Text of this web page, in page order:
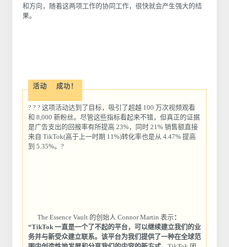
和方向，随着这两项工作的协同工作，很快就会产生强大的结
果。
活动 成功！
? ? ? 这项活动达到了目标，吸引了超越 100 万次视频观看
和 8,000 新粉丝。尽管这些指标看起来不错，但真正的证据
是广告支出的回报率有所提高 23%，同时 21% 销售额直接
来自 TikTok(高于上一时期 11%)转化率也是从 4.47% 提高
到 5.35%。?
The Essence Vault 的创始人 Connor Martin 表示：
“TikTok 一直是一个了不起的平台，可以继续建立我们的业
务并与新受众建立联系。该平台为我们提供了一种在全球范